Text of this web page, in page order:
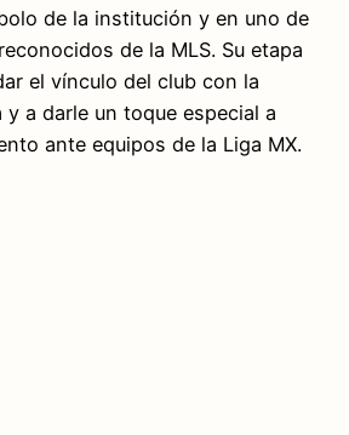
de la institución y en uno de
de la MLS. Su etapa
el vínculo del club con la
a darle un toque especial a
ante equipos de la Liga MX.